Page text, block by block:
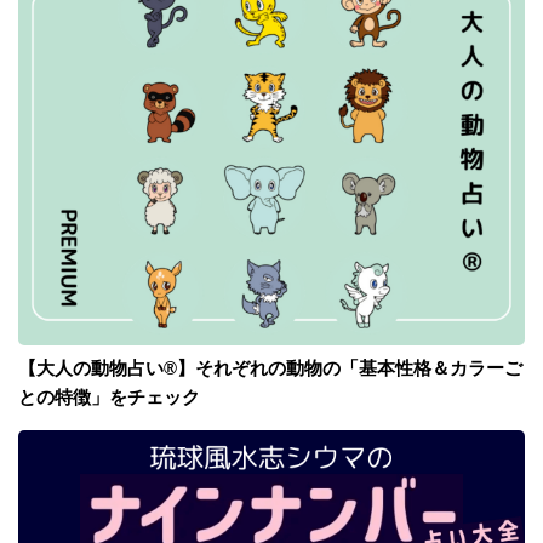
【大人の動物占い®】それぞれの動物の「基本性格＆カラーご
との特徴」をチェック